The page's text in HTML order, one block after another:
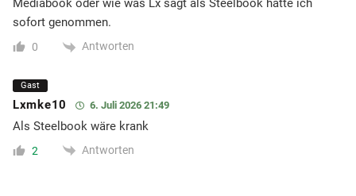
Mediabook oder wie was Lx sagt als Steelbook hätte ich
sofort genommen.
0 Antworten
Gast
Lxmke10 6. Juli 2026 21:49
Als Steelbook wäre krank
2 Antworten